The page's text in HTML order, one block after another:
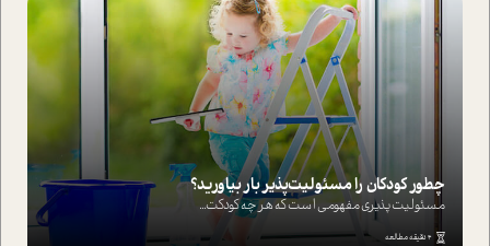
چطور کودکان را مسئولیت‌پذیر بار بیاورید؟
مسئولیت پذیری مفهومی ا ست که هر چه کودکت...
4 دقیقه مطالعه